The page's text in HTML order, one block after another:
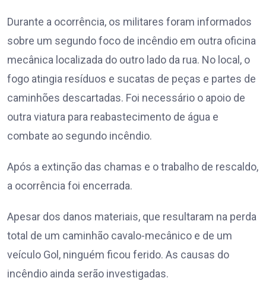
Durante a ocorrência, os militares foram informados
sobre um segundo foco de incêndio em outra oficina
mecânica localizada do outro lado da rua. No local, o
fogo atingia resíduos e sucatas de peças e partes de
caminhões descartadas. Foi necessário o apoio de
outra viatura para reabastecimento de água e
combate ao segundo incêndio.
Após a extinção das chamas e o trabalho de rescaldo,
a ocorrência foi encerrada.
Apesar dos danos materiais, que resultaram na perda
total de um caminhão cavalo-mecânico e de um
veículo Gol, ninguém ficou ferido. As causas do
incêndio ainda serão investigadas.